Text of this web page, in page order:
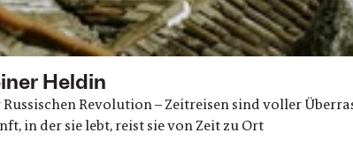
Heldin
Revolution – Zeitreisen sind voller
in der sie lebt, reist sie von Zeit zu Ort